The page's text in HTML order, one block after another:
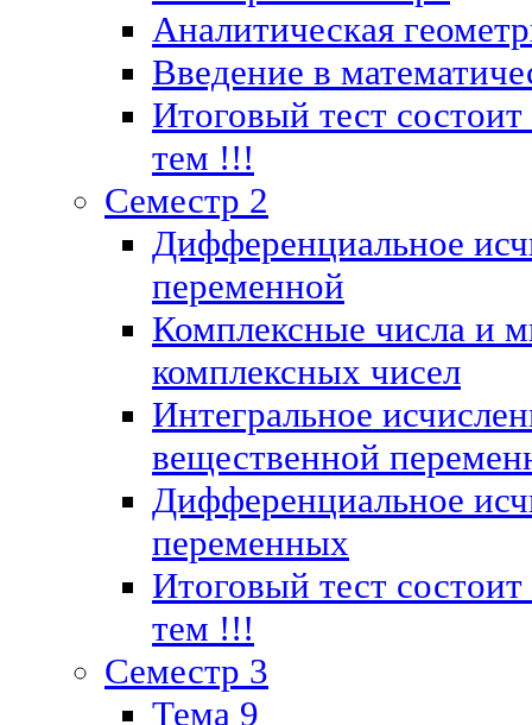
Аналитическая
Введение в
Итоговый тест
тем !!!
Семестр 2
Дифференциальное
переменной
Комплексные числа и
комплексных чисел
Интегральное
вещественной
Дифференциальное
переменных
Итоговый тест
тем !!!
Семестр 3
Тема 9